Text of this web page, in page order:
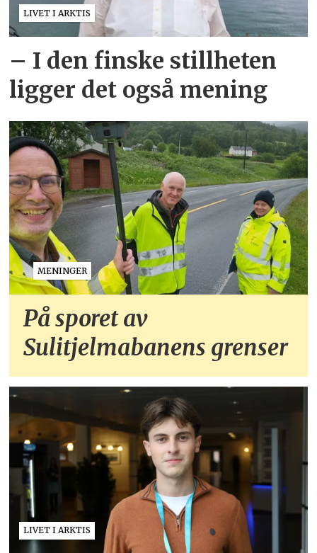
LIVET I ARKTIS
– I den finske stillheten
ligger det også mening
MENINGER
På sporet av
Sulitjelmabanens grenser
LIVET I ARKTIS